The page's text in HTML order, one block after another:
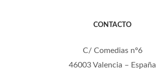
CONTACTO
C/ Comedias nº6
46003 Valencia – España